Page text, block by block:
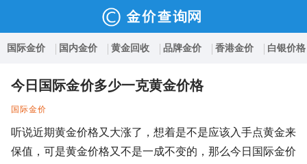
国际金价 国内金价 黄金回收 品牌金价 香港金价 白银价格
今日国际金价多少一克黄金价格
国际金价
听说近期黄金价格又大涨了，想着是不是应该入手点黄金来
保值，可是黄金价格又不是一成不变的，那么今日国际金价